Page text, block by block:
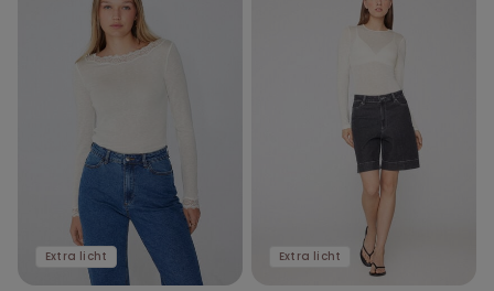
Extra licht Extra licht